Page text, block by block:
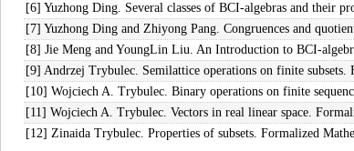
[6] Yuzhong Ding. Several classes of BCI-algebras and their
[7] Yuzhong Ding and Zhiyong Pang. Congruences and
[8] Jie Meng and YoungLin Liu. An Introduction to BCI-
[9] Andrzej Trybulec. Semilattice operations on finite
[10] Wojciech A. Trybulec. Binary operations on finite
[11] Wojciech A. Trybulec. Vectors in real linear space.
[12] Zinaida Trybulec. Properties of subsets. Formalized